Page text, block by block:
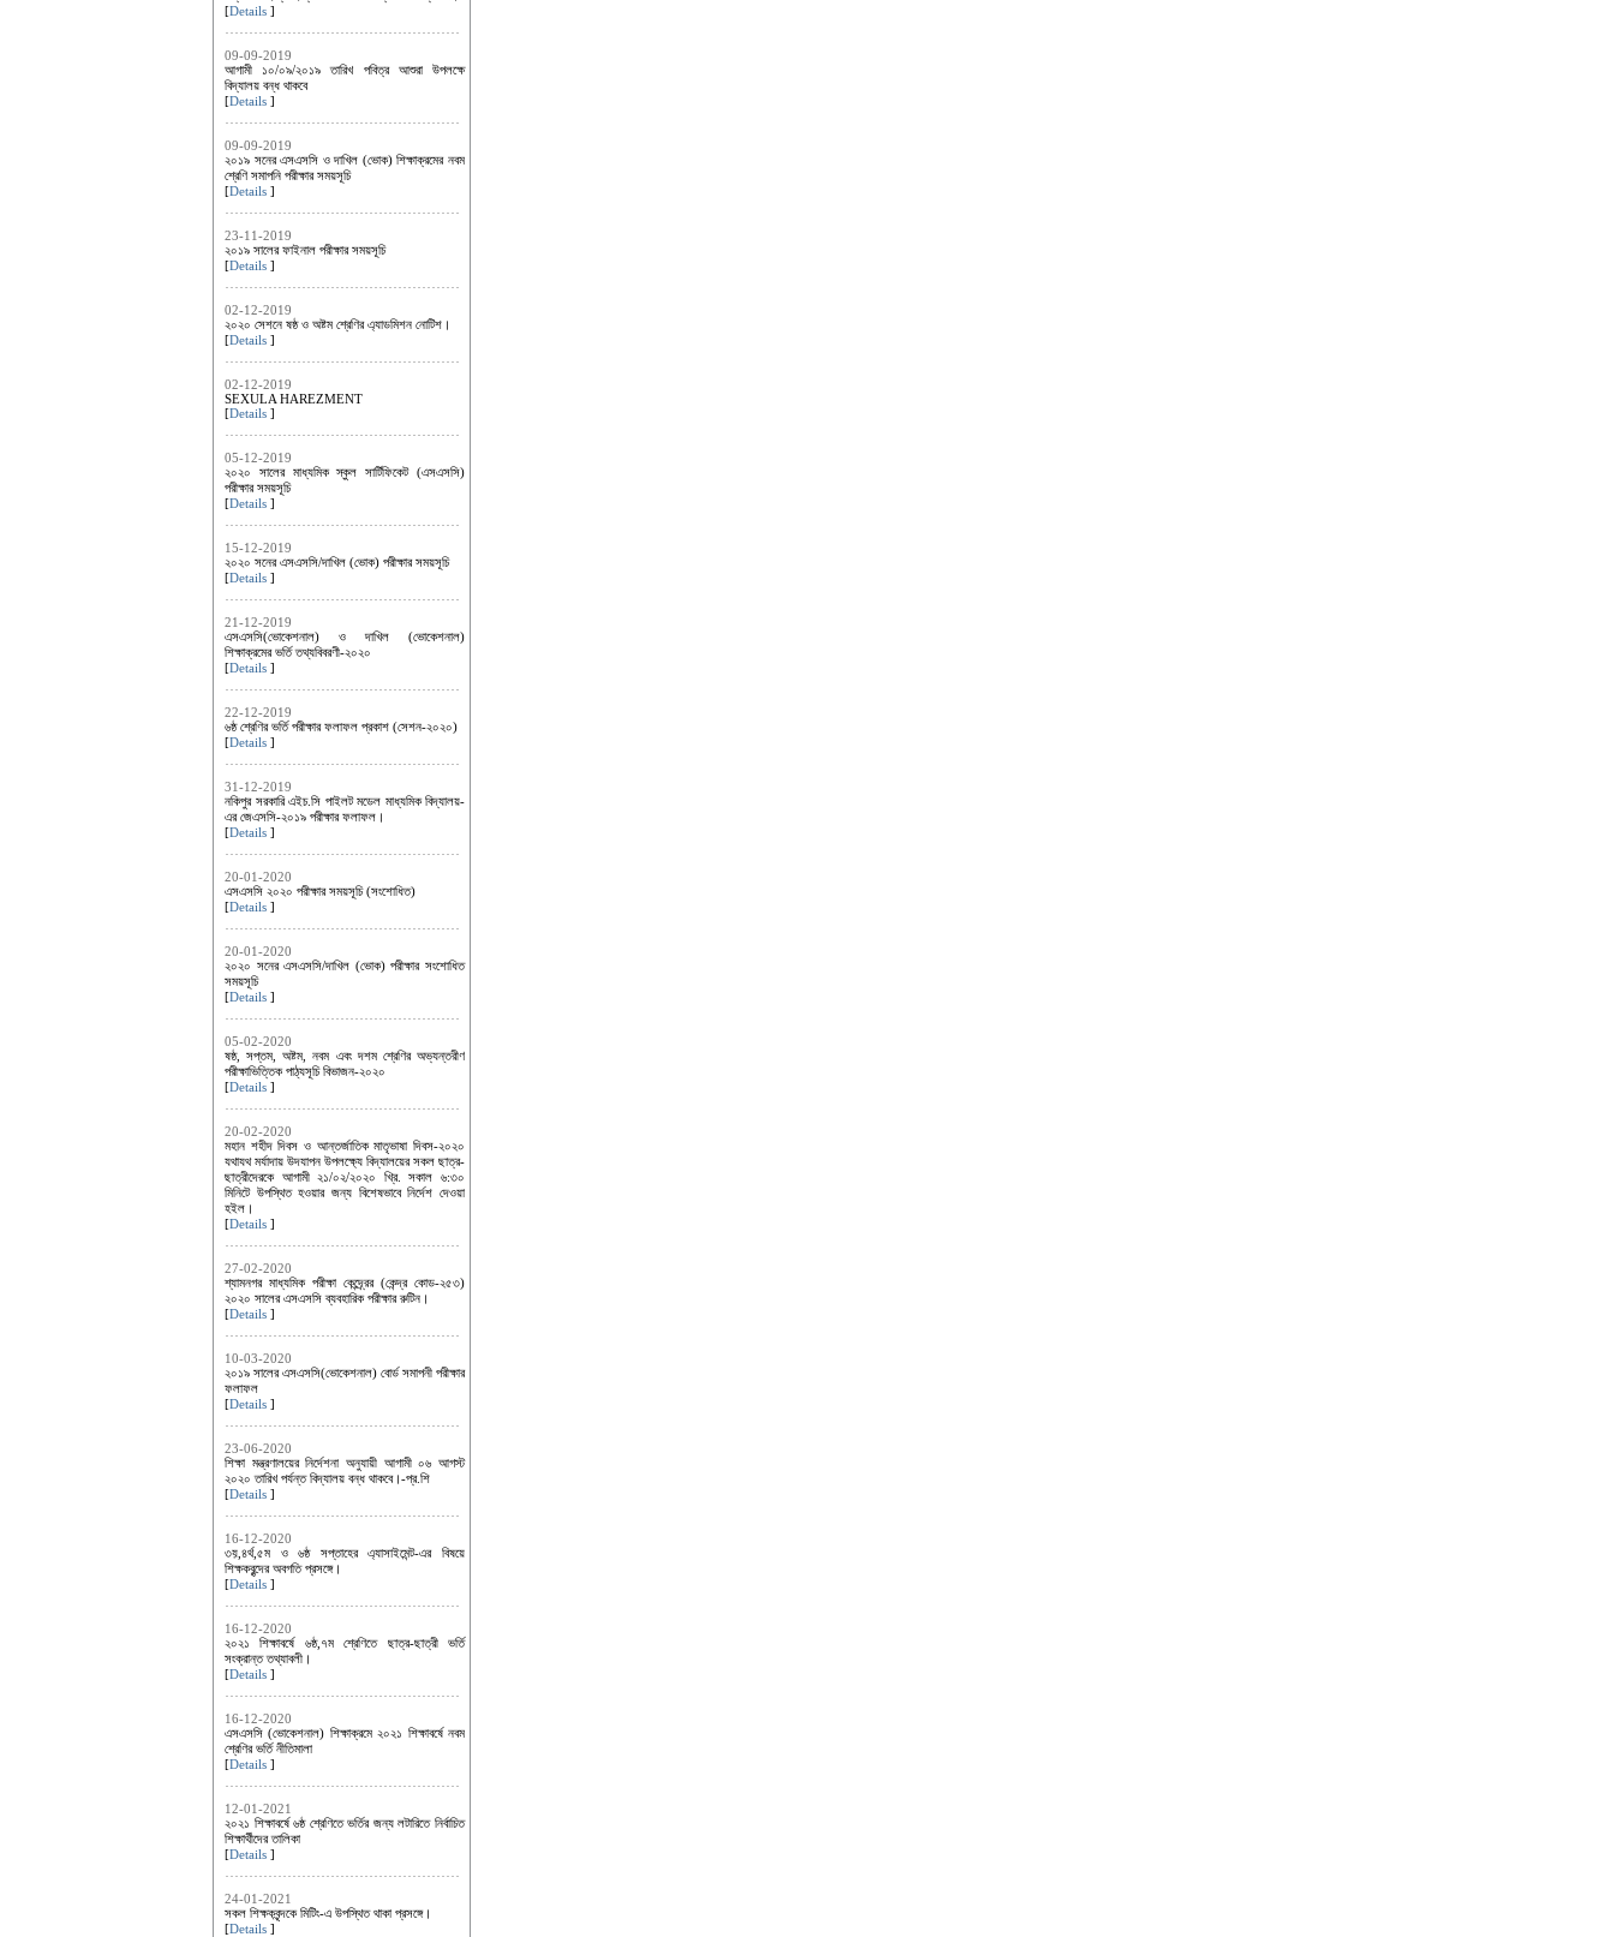
[Details ]
09-09-2019
আগামী ১০/০৯/২০১৯ তারিখ পবিত্র আশুরা উপলক্ষে
বিদ্যালয় বন্ধ থাকবে
[Details ]
09-09-2019
২০১৯ সনের এসএসসি ও দাখিল (ভোক) শিক্ষাক্রমের নবম
শ্রেণি সমাপনি পরীক্ষার সময়সূচি
[Details ]
23-11-2019
২০১৯ সালের ফাইনাল পরীক্ষার সময়সূচি
[Details ]
02-12-2019
২০২০ সেশনে ষষ্ঠ ও অষ্টম শ্রেণির এ্যাডমিশন নোটিশ।
[Details ]
02-12-2019
SEXULA HAREZMENT
[Details ]
05-12-2019
২০২০ সালের মাধ্যমিক স্কুল সার্টিফিকেট (এসএসসি)
পরীক্ষার সময়সূচি
[Details ]
15-12-2019
২০২০ সনের এসএসসি/দাখিল (ভোক) পরীক্ষার সময়সূচি
[Details ]
21-12-2019
এসএসসি(ভোকেশনাল) ও দাখিল (ভোকেশনাল)
শিক্ষাক্রমের ভর্তি তথ্যবিবরণী-২০২০
[Details ]
22-12-2019
৬ষ্ঠ শ্রেণির ভর্তি পরীক্ষার ফলাফল প্রকাশ (সেশন-২০২০)
[Details ]
31-12-2019
নকিপুর সরকারি এইচ.সি পাইলট মডেল মাধ্যমিক বিদ্যালয়-
এর জেএসসি-২০১৯ পরীক্ষার ফলাফল।
[Details ]
20-01-2020
এসএসসি ২০২০ পরীক্ষার সময়সূচি (সংশোধিত)
[Details ]
20-01-2020
২০২০ সনের এসএসসি/দাখিল (ভোক) পরীক্ষার সংশোধিত
সময়সূচি
[Details ]
05-02-2020
ষষ্ঠ, সপ্তম, অষ্টম, নবম এবং দশম শ্রেণির অভ্যন্তরীণ
পরীক্ষাভিত্তিক পাঠ্যসূচি বিভাজন-২০২০
[Details ]
20-02-2020
মহান শহীদ দিবস ও আন্তর্জাতিক মাতৃভাষা দিবস-২০২০
যথাযথ মর্যাদায় উদযাপন উপলক্ষ্যে বিদ্যালয়ের সকল ছাত্র-
ছাত্রীদেরকে আগামী ২১/০২/২০২০ খ্রি. সকাল ৬:৩০
মিনিটে উপস্থিত হওয়ার জন্য বিশেষভাবে নির্দেশ দেওয়া
হইল।
[Details ]
27-02-2020
শ্যামনগর মাধ্যমিক পরীক্ষা কেন্দ্র্রের (কেন্দ্র কোড-২৫৩)
২০২০ সালের এসএসসি ব্যবহারিক পরীক্ষার রুটিন।
[Details ]
10-03-2020
২০১৯ সালের এসএসসি(ভোকেশনাল) বোর্ড সমাপনী পরীক্ষার
ফলাফল
[Details ]
23-06-2020
শিক্ষা মন্ত্রণালয়ের নির্দেশনা অনুযায়ী আগামী ০৬ আগস্ট
২০২০ তারিখ পর্যন্ত বিদ্যালয় বন্ধ থাকবে।-প্র.শি
[Details ]
16-12-2020
৩য়,৪র্থ,৫ম ও ৬ষ্ঠ সপ্তাহের এ্যাসাইমেন্ট-এর বিষয়ে
শিক্ষকবৃন্দের অবগতি প্রসঙ্গে।
[Details ]
16-12-2020
২০২১ শিক্ষাবর্ষে ৬ষ্ঠ,৭ম শ্রেণিতে ছাত্র-ছাত্রী ভর্তি
সংক্রান্ত তথ্যাবলী।
[Details ]
16-12-2020
এসএসসি (ভোকেশনাল) শিক্ষাক্রমে ২০২১ শিক্ষাবর্ষে নবম
শ্রেণির ভর্তি নীতিমালা
[Details ]
12-01-2021
২০২১ শিক্ষাবর্ষে ৬ষ্ঠ শ্রেণিতে ভর্তির জন্য লটারিতে নির্বাচিত
শিক্ষার্থীদের তালিকা
[Details ]
24-01-2021
সকল শিক্ষকবৃন্দকে মিটিং-এ উপস্থিত থাকা প্রসঙ্গে।
[Details ]